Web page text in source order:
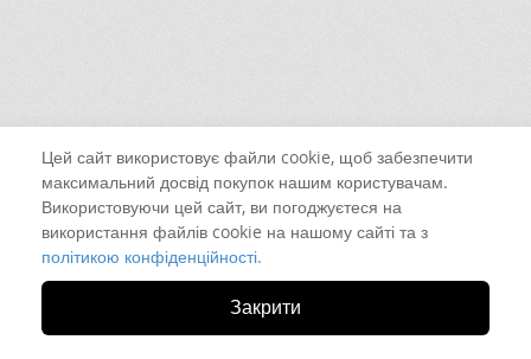
Цей сайт використовує файли cookie, щоб забезпечити
максимальний досвід покупок нашим користувачам.
Використовуючи цей сайт, ви погоджуєтеся на
використання файлів cookie на нашому сайті та з
політикою конфіденційності.
Закрити